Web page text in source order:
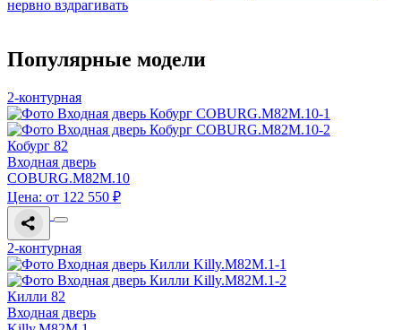
нервно вздрагивать
Популярные модели
2-контурная
Кобург 82
Входная дверь
COBURG.M82M.10
Цена: от 122 550 ₽
2-контурная
Килли 82
Входная дверь